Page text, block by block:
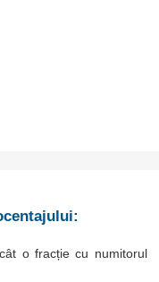
o fracție cu numitorul